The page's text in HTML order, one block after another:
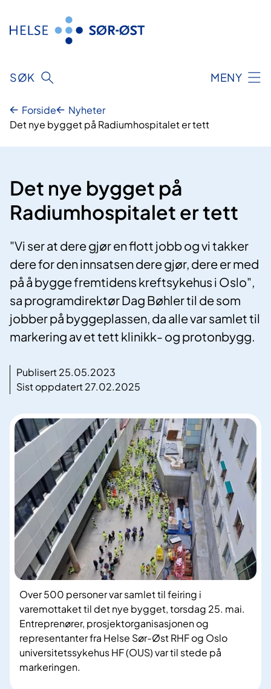
innhold
SØK MENY
Forside
Nyheter
Det nye bygget på Radiumhospitalet er tett
Det nye bygget på
Radiumhospitalet er tett
"Vi ser at dere gjør en flott jobb og vi takker
dere for den innsatsen dere gjør, dere er med
på å bygge fremtidens kreftsykehus i Oslo",
sa programdirektør Dag Bøhler til de som
jobber på byggeplassen, da alle var samlet til
markering av et tett klinikk- og protonbygg.
Publisert 25.05.2023
Sist oppdatert 27.02.2025
Over 500 personer var samlet til feiring i
varemottaket til det nye bygget, torsdag 25. mai.
Entreprenører, prosjektorganisasjonen og
representanter fra Helse Sør-Øst RHF og Oslo
universitetssykehus HF (OUS) var til stede på
markeringen.